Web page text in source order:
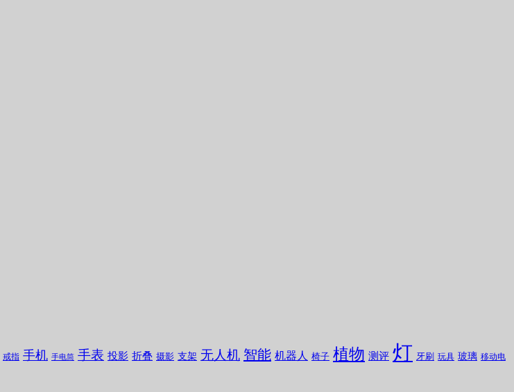
戒指 手机 手电筒 手表 投影 折叠 摄影 支架 无人机 智能 机器人 椅子 植物 测评 灯 牙刷 玩具 玻璃 移动电